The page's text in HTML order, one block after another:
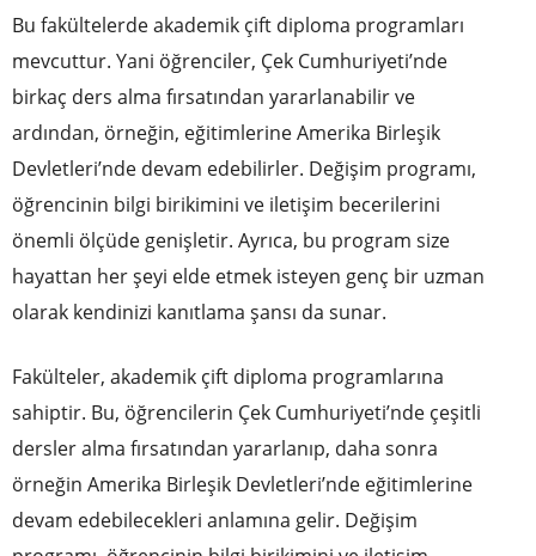
Bu fakültelerde akademik çift diploma programları
mevcuttur. Yani öğrenciler, Çek Cumhuriyeti’nde
birkaç ders alma fırsatından yararlanabilir ve
ardından, örneğin, eğitimlerine Amerika Birleşik
Devletleri’nde devam edebilirler. Değişim programı,
öğrencinin bilgi birikimini ve iletişim becerilerini
önemli ölçüde genişletir. Ayrıca, bu program size
hayattan her şeyi elde etmek isteyen genç bir uzman
olarak kendinizi kanıtlama şansı da sunar.
Fakülteler, akademik çift diploma programlarına
sahiptir. Bu, öğrencilerin Çek Cumhuriyeti’nde çeşitli
dersler alma fırsatından yararlanıp, daha sonra
örneğin Amerika Birleşik Devletleri’nde eğitimlerine
devam edebilecekleri anlamına gelir. Değişim